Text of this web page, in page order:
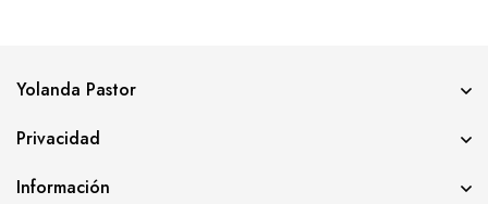
Yolanda Pastor
Privacidad
Información